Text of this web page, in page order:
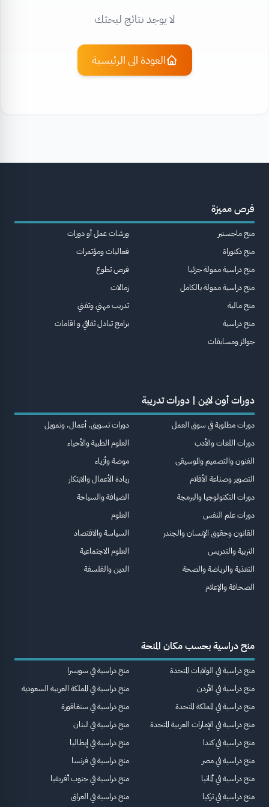
لا يوجد نتائج لبحثك
العودة الى الرئيسية
فرص مميزة
منح ماجستير
منح دكتوراة
منح دراسية ممولة جزئيا
منح دراسية ممولة بالكامل
منح مالية
منح دراسية
جوائز ومسابقات
ورشات عمل أو دورات
فعاليات ومؤتمرات
فرص تطوع
زمالات
تدريب مهني وتقني
برامج تبادل ثقافي و اقامات
دورات أون لاين | دورات تدريبة
دورات مطلوبة في سوق العمل
دورات اللغات والأدب
الفنون والتصميم والموسيقى
التصوير وصناعة الأفلام
دورات التكنولوجيا والبرمجة
دورات علم النفس
القانون وحقوق الإنسان والجندر
التربية والتدريس
التغذية والرياضة والصحة
الصحافة والإعلام
دورات تسويق، أعمال، وتمويل
العلوم الطبية والأحياء
موضة وأزياء
ريادة الأعمال والابتكار
الضيافة والسياحة
العلوم
السياسة والاقتصاد
العلوم الاجتماعية
الدين والفلسفة
منح دراسية بحسب مكان المنحة
منح دراسية في الولايات المتحدة
منح دراسية في الأردن
منح دراسية في المملكة المتحدة
منح دراسية في الإمارات العربية المتحدة
منح دراسية في كندا
منح دراسية في مصر
منح دراسية في ألمانيا
منح دراسية في تركيا
منح دراسية في سويسرا
منح دراسية في المملكة العربية السعودية
منح دراسية في سنغافورة
منح دراسية في لبنان
منح دراسية في إيطاليا
منح دراسية في فرنسا
منح دراسية في جنوب أفريقيا
منح دراسية في العراق